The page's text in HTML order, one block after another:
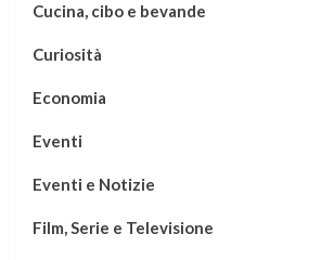
Cucina, cibo e bevande
Curiosità
Economia
Eventi
Eventi e Notizie
Film, Serie e Televisione